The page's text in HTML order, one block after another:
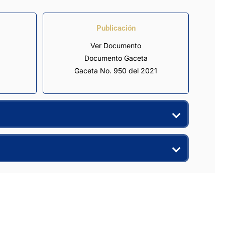
Publicación
Ver Documento
Documento Gaceta
Gaceta No. 950 del 2021